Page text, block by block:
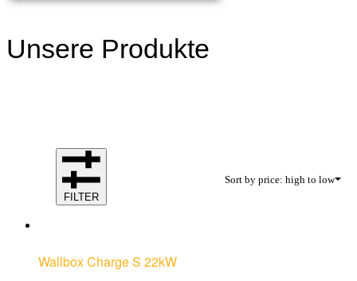
Unsere Produkte
Sort by price: high to low
FILTER
Wallbox Charge S 22kW